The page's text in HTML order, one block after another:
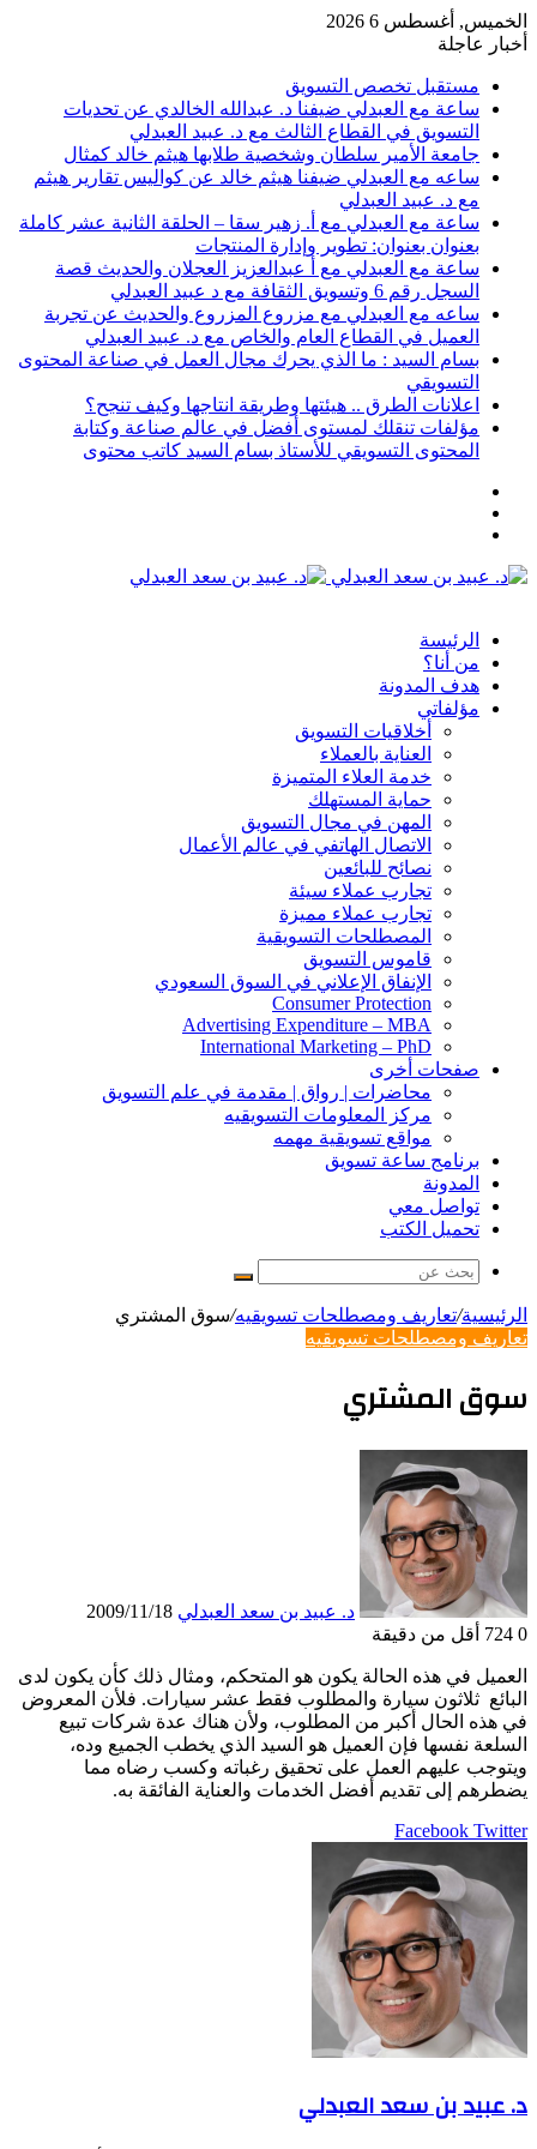
الخميس, أغسطس 6 2026
أخبار عاجلة
مستقبل تخصص التسويق
ساعة مع العبدلي ضيفنا د. عبدالله الخالدي عن تحديات
التسويق في القطاع الثالث مع د. عبيد العبدلي
جامعة الأمير سلطان وشخصية طلابها هيثم خالد كمثال
ساعه مع العبدلي ضيفنا هيثم خالد عن كواليس تقارير هيثم
مع د. عبيد العبدلي
ساعة مع العبدلي مع أ. زهير سقا – الحلقة الثانية عشر كاملة
بعنوان بعنوان: تطوير وإدارة المنتجات
ساعة مع العبدلي مع أ عبدالعزيز العجلان والحديث قصة
السجل رقم 6 وتسويق الثقافة مع د عبيد العبدلي
ساعه مع العبدلي مع مزروع المزروع والحديث عن تجربة
العميل في القطاع العام والخاص مع د. عبيد العبدلي
بسام السيد : ما الذي يحرك مجال العمل في صناعة المحتوى
التسويقي
اعلانات الطرق .. هيئتها وطريقة انتاجها وكيف تنجح؟
مؤلفات تنقلك لمستوى أفضل في عالم صناعة وكتابة
المحتوى التسويقي للأستاذ بسام السيد كاتب محتوى
القائمة
الرئيسة
من أنا؟
هدف المدونة
مؤلفاتي
أخلاقيات التسويق
العناية بالعملاء
خدمة العلاء المتميزة
حماية المستهلك
المهن في مجال التسويق
الاتصال الهاتفي في عالم الأعمال
نصائح للبائعين
تجارب عملاء سيئة
تجارب عملاء مميزة
المصطلحات التسويقية
قاموس التسويق
الإنفاق الإعلاني في السوق السعودي
Consumer Protection
Advertising Expenditure – MBA
International Marketing – PhD
صفحات أخرى
محاضرات | رواق | مقدمة في علم التسويق
مركز المعلومات التسويقيه
مواقع تسويقية مهمه
برنامج ساعة تسويق
المدونة
تواصل معي
تحميل الكتب
بحث
الرئيسية/تعاريف ومصطلحات تسويقيه/سوق المشتري
تعاريف ومصطلحات تسويقيه
سوق المشتري
د. عبيد بن سعد العبدلي 2009/11/18
0
أقل من دقيقة
العميل في هذه الحالة يكون هو المتحكم، ومثال ذلك كأن يكون لدى
البائع ثلاثون سيارة والمطلوب فقط عشر سيارات. فلأن المعروض
في هذه الحال أكبر من المطلوب، ولأن هناك عدة شركات تبيع
السلعة نفسها فإن العميل هو السيد الذي يخطب الجميع وده،
ويتوجب عليهم العمل على تحقيق رغباته وكسب رضاه مما
يضطرهم إلى تقديم أفضل الخدمات والعناية الفائقة به.
Facebook Twitter
LinkedIn
Pinterest
مشاركة
عبر
البريد
طباعة
د. عبيد بن سعد العبدلي